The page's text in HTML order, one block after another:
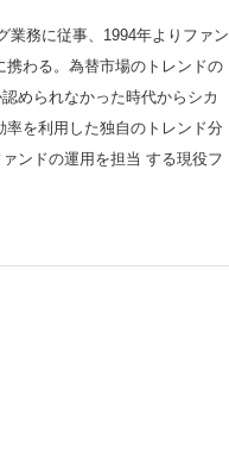
業務に従事、1994年よりファン
携わる。為替市場のトレンドの
められなかった時代からシカ
を利用した独自のトレンド分
ンドの運用を担当 する現役フ